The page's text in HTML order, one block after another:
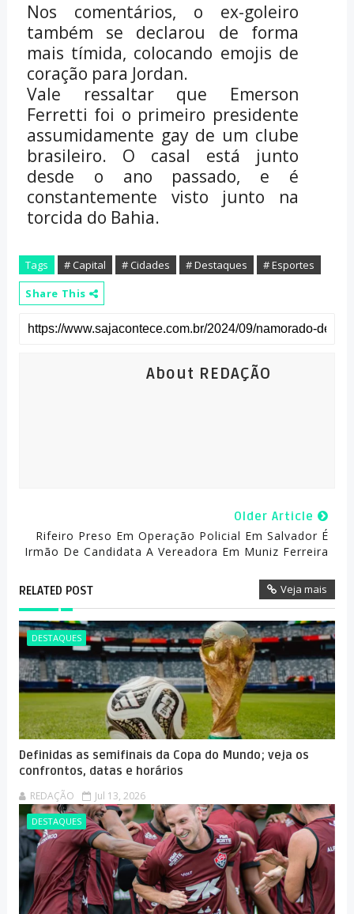
Nos comentários, o ex-goleiro
também se declarou de forma
mais tímida, colocando emojis de
coração para Jordan.
Vale ressaltar que Emerson
Ferretti foi o primeiro presidente
assumidamente gay de um clube
brasileiro. O casal está junto
desde o ano passado, e é
constantemente visto junto na
torcida do Bahia.
Tags # Capital # Cidades # Destaques
# Esportes
Share This
About REDAÇÃO
Older Article
Rifeiro Preso Em Operação Policial Em Salvador É
Irmão De Candidata A Vereadora Em Muniz Ferreira
RELATED POST Veja mais
DESTAQUES
Definidas as semifinais da Copa do Mundo; veja os
confrontos, datas e horários
REDAÇÃO Jul 13, 2026
DESTAQUES